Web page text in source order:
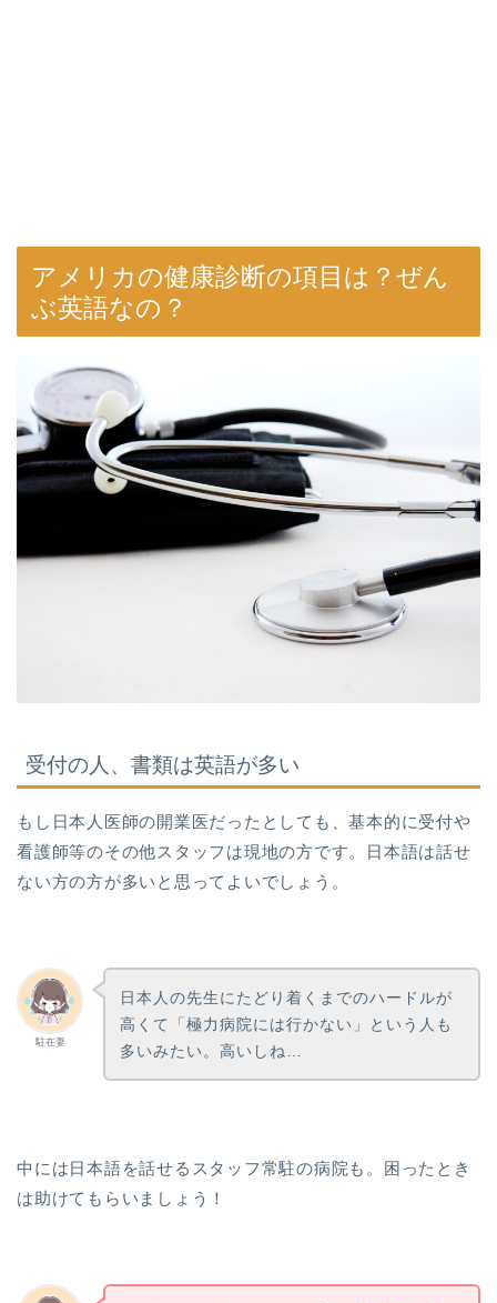
アメリカの健康診断の項目は？ぜん
ぶ英語なの？
受付の人、書類は英語が多い
もし日本人医師の開業医だったとしても、基本的に受付や
看護師等のその他スタッフは現地の方です。日本語は話せ
ない方の方が多いと思ってよいでしょう。
駐在妻
日本人の先生にたどり着くまでのハードルが
高くて「極力病院には行かない」という人も
多いみたい。高いしね…
中には日本語を話せるスタッフ常駐の病院も。困ったとき
は助けてもらいましょう！